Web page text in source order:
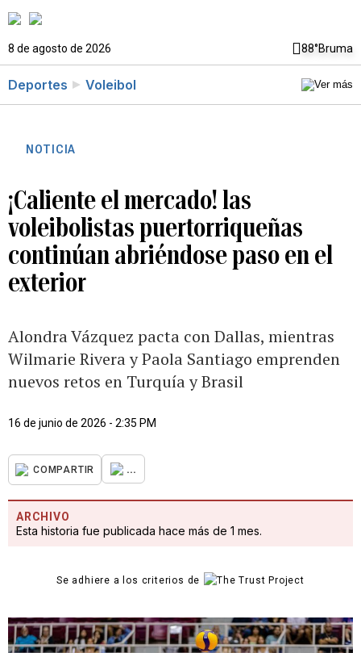
8 de agosto de 2026 88°Bruma
Deportes Voleibol
NOTICIA
¡Caliente el mercado! las
voleibolistas puertorriqueñas
continúan abriéndose paso en el
exterior
Alondra Vázquez pacta con Dallas, mientras
Wilmarie Rivera y Paola Santiago emprenden
nuevos retos en Turquía y Brasil
16 de junio de 2026 - 2:35 PM
COMPARTIR ...
ARCHIVO
Esta historia fue publicada hace más de 1 mes.
Se adhiere a los criterios de